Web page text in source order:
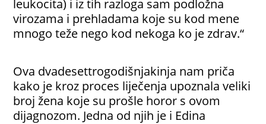
leukocita) i iz tih razloga sam podložna
virozama i prehladama koje su kod mene
mnogo teže nego kod nekoga ko je zdrav.“
Ova dvadesettrogodišnjakinja nam priča
kako je kroz proces liječenja upoznala veliki
broj žena koje su prošle horor s ovom
dijagnozom. Jedna od njih je i Edina